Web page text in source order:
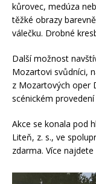
kůrovec, medúza
těžké obrazy
válečku. Drobné
Další možnost
Mozartovi svůdníci,
z Mozartových oper
scénickém
Akce se konala pod
Liteň, z. s., ve
zdarma. Více